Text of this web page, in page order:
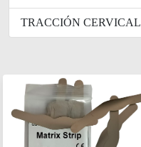
TRACCIÓN CERVICAL